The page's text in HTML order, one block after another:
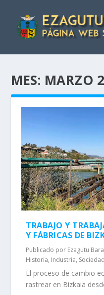
MES: MARZO
TRABAJO Y
Y FÁBRICAS DE
Publicado por Ezagutu
Historia, Industria, Sociedad
El proceso de cambio
rastrear en Bizkaia